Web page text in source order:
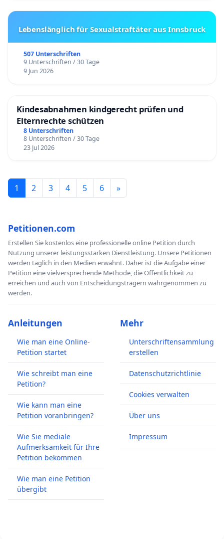
Lebenslänglich für Sexualstraftäter aus Innsbruck
507 Unterschriften
9 Unterschriften / 30 Tage
9 Jun 2026
Kindesabnahmen kindgerecht prüfen und
Elternrechte schützen
8 Unterschriften
8 Unterschriften / 30 Tage
23 Jul 2026
1 2 3 4 5 6 »
Petitionen.com
Erstellen Sie kostenlos eine professionelle online Petition durch
Nutzung unserer leistungsstarken Dienstleistung. Unsere Petitionen
werden täglich in den Medien erwähnt. Daher ist die Aufgabe einer
Petition eine vielversprechende Methode, die Öffentlichkeit zu
erreichen und auch von Entscheidungsträgern wahrgenommen zu
werden.
Anleitungen
Wie man eine Online-
Petition startet
Wie schreibt man eine
Petition?
Wie kann man eine
Petition voranbringen?
Wie Sie mediale
Aufmerksamkeit für Ihre
Petition bekommen
Wie man eine Petition
übergibt
Mehr
Unterschriftensammlung
erstellen
Datenschutzrichtlinie
Cookies verwalten
Über uns
Impressum